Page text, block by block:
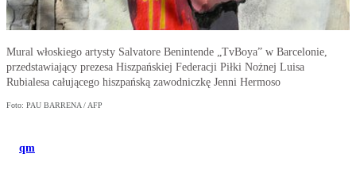
Mural włoskiego artysty Salvatore Benintende „TvBoya” w Barcelonie,
przedstawiający prezesa Hiszpańskiej Federacji Piłki Nożnej Luisa
Rubialesa całującego hiszpańską zawodniczkę Jenni Hermoso
Foto: PAU BARRENA / AFP
qm